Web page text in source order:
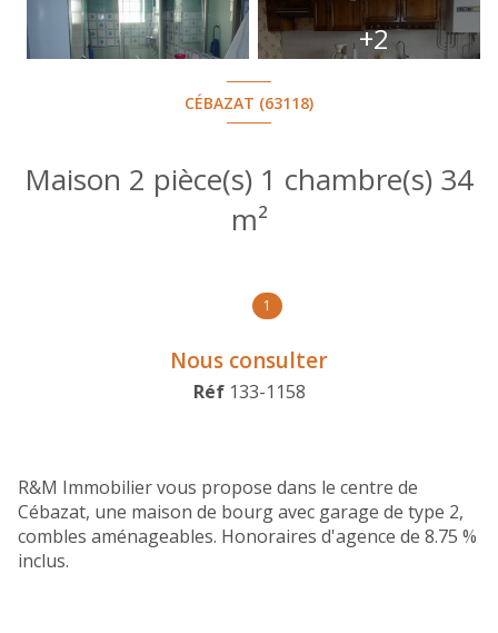
+2
CÉBAZAT (63118)
Maison 2 pièce(s) 1 chambre(s) 34
m²
1
Nous consulter
Réf 133-1158
R&M Immobilier vous propose dans le centre de
Cébazat, une maison de bourg avec garage de type 2,
combles aménageables. Honoraires d'agence de 8.75 %
inclus.